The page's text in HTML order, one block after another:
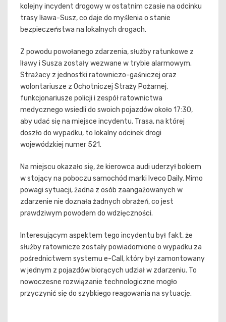
kolejny incydent drogowy w ostatnim czasie na odcinku
trasy Iława-Susz, co daje do myślenia o stanie
bezpieczeństwa na lokalnych drogach.
Z powodu powołanego zdarzenia, służby ratunkowe z
Iławy i Susza zostały wezwane w trybie alarmowym.
Strażacy z jednostki ratowniczo-gaśniczej oraz
wolontariusze z Ochotniczej Straży Pożarnej,
funkcjonariusze policji i zespół ratownictwa
medycznego wsiedli do swoich pojazdów około 17:30,
aby udać się na miejsce incydentu. Trasa, na której
doszło do wypadku, to lokalny odcinek drogi
wojewódzkiej numer 521.
Na miejscu okazało się, że kierowca audi uderzył bokiem
w stojący na poboczu samochód marki Iveco Daily. Mimo
powagi sytuacji, żadna z osób zaangażowanych w
zdarzenie nie doznała żadnych obrażeń, co jest
prawdziwym powodem do wdzięczności.
Interesującym aspektem tego incydentu był fakt, że
służby ratownicze zostały powiadomione o wypadku za
pośrednictwem systemu e-Call, który był zamontowany
w jednym z pojazdów biorących udział w zdarzeniu. To
nowoczesne rozwiązanie technologiczne mogło
przyczynić się do szybkiego reagowania na sytuację.